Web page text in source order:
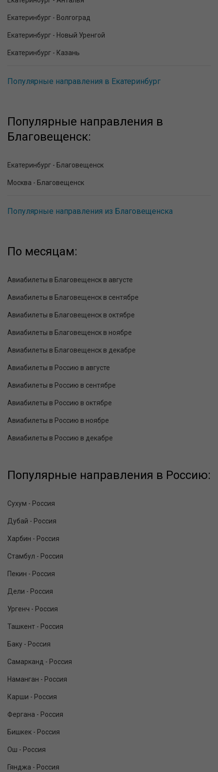
Екатеринбург - Волгоград
Екатеринбург - Новый Уренгой
Екатеринбург - Казань
Популярные направления в Екатеринбург
Популярные направления в
Благовещенск:
Екатеринбург - Благовещенск
Москва - Благовещенск
Популярные направления из Благовещенска
По месяцам:
Авиабилеты в Благовещенск в августе
Авиабилеты в Благовещенск в сентябре
Авиабилеты в Благовещенск в октябре
Авиабилеты в Благовещенск в ноябре
Авиабилеты в Благовещенск в декабре
Авиабилеты в Россию в августе
Авиабилеты в Россию в сентябре
Авиабилеты в Россию в октябре
Авиабилеты в Россию в ноябре
Авиабилеты в Россию в декабре
Популярные направления в Россию:
Сухум - Россия
Дубай - Россия
Харбин - Россия
Стамбул - Россия
Пекин - Россия
Дели - Россия
Ургенч - Россия
Ташкент - Россия
Баку - Россия
Самарканд - Россия
Наманган - Россия
Карши - Россия
Фергана - Россия
Бишкек - Россия
Ош - Россия
Гянджа - Россия